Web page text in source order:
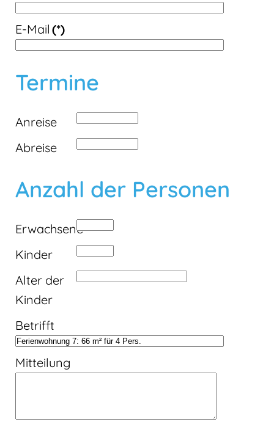
E-Mail (*)
Termine
Anreise
Abreise
Anzahl der Personen
Erwachsene
Kinder
Alter der
Kinder
Betrifft
Mitteilung